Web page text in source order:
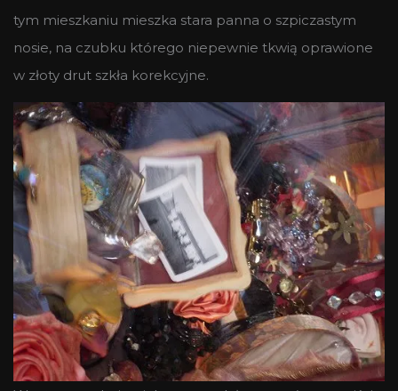
tym mieszkaniu mieszka stara panna o szpiczastym
nosie, na czubku którego niepewnie tkwią oprawione
w złoty drut szkła korekcyjne.